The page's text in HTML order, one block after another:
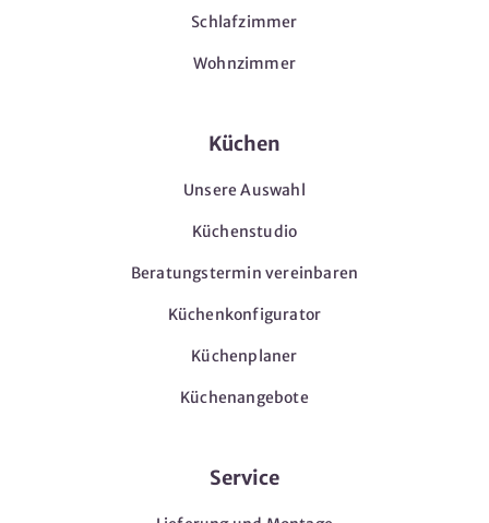
Schlafzimmer
Wohnzimmer
Küchen
Unsere Auswahl
Küchenstudio
Beratungstermin vereinbaren
Küchenkonfigurator
Küchenplaner
Küchenangebote
Service